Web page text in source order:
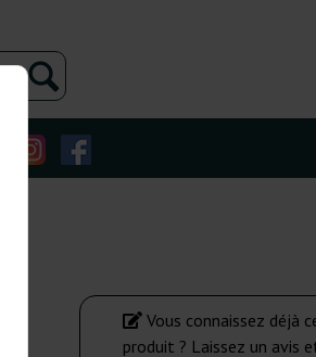
Vous connaissez déjà
produit ? Laissez un avis